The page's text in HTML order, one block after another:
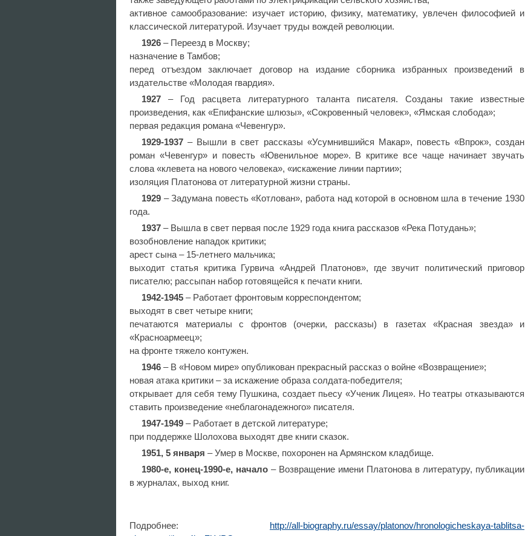
активное самообразование: изучает историю, физику, математику, увлечен философией и
классической литературой. Изучает труды вождей революции.
1926 – Переезд в Москву;
назначение в Тамбов;
перед отъездом заключает договор на издание сборника избранных произведений в
издательстве «Молодая гвардия».
1927 – Год расцвета литературного таланта писателя. Созданы такие известные
произведения, как «Епифанские шлюзы», «Сокровенный человек», «Ямская слобода»;
первая редакция романа «Чевенгур».
1929-1937 – Вышли в свет рассказы «Усумнившийся Макар», повесть «Впрок», создан
роман «Чевенгур» и повесть «Ювенильное море». В критике все чаще начинает звучать
слова «клевета на нового человека», «искажение линии партии»;
изоляция Платонова от литературной жизни страны.
1929 – Задумана повесть «Котлован», работа над которой в основном шла в течение 1930
года.
1937 – Вышла в свет первая после 1929 года книга рассказов «Река Потудань»;
возобновление нападок критики;
арест сына – 15-летнего мальчика;
выходит статья критика Гурвича «Андрей Платонов», где звучит политический приговор
писателю; рассыпан набор готовящейся к печати книги.
1942-1945 – Работает фронтовым корреспондентом;
выходят в свет четыре книги;
печатаются материалы с фронтов (очерки, рассказы) в газетах «Красная звезда» и
«Красноармеец»;
на фронте тяжело контужен.
1946 – В «Новом мире» опубликован прекрасный рассказ о войне «Возвращение»;
новая атака критики – за искажение образа солдата-победителя;
открывает для себя тему Пушкина, создает пьесу «Ученик Лицея». Но театры отказываются
ставить произведение «неблагонадежного» писателя.
1947-1949 – Работает в детской литературе;
при поддержке Шолохова выходят две книги сказок.
1951, 5 января – Умер в Москве, похоронен на Армянском кладбище.
1980-е, конец-1990-е, начало – Возвращение имени Платонова в литературу, публикации
в журналах, выход книг.
Подробнее:
http://all-biography.ru/essay/platonov/hronologicheskaya-tablitsa-